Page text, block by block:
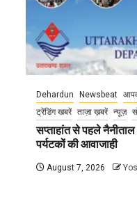
Dehardun Newsbeat
ट्रेंडिंग खबरें ताज़ा ख़बरें न्यूज़
सप्ताहांत से पहले
पर्यटकों की आवाजाही
August 7, 2026